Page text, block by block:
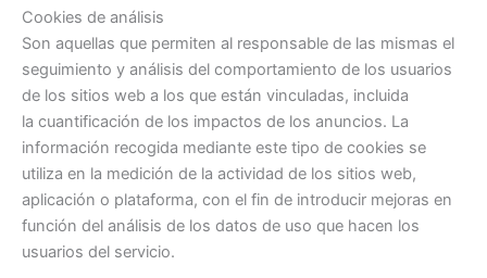
Cookies de análisis
Son aquellas que permiten al responsable de las mismas el
seguimiento y análisis del comportamiento de los usuarios
de los sitios web a los que están vinculadas, incluida
la cuantificación de los impactos de los anuncios. La
información recogida mediante este tipo de cookies se
utiliza en la medición de la actividad de los sitios web,
aplicación o plataforma, con el fin de introducir mejoras en
función del análisis de los datos de uso que hacen los
usuarios del servicio.